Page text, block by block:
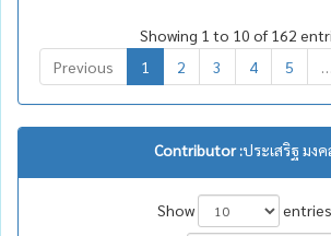
Showing 1 to 10 of 162
Previous
1 2 3 4 5
Contributor :ประเสริฐ มงค
Show
entries